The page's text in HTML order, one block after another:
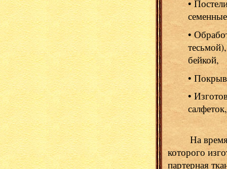
•
•
бейкой,
•
•
На время
которого
партерная